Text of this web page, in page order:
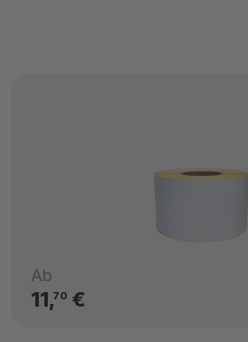
Ab
11,70€